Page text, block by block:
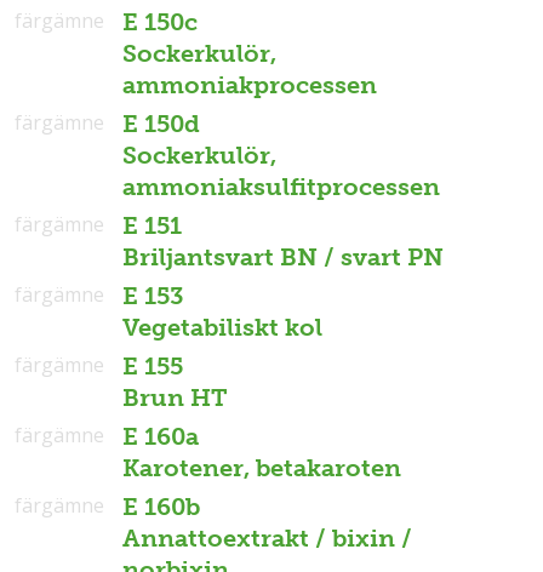
E 150c
Sockerkulör,
ammoniakprocessen
färgämne
E 150d
Sockerkulör,
ammoniaksulfitprocessen
färgämne
E 151
Briljantsvart BN / svart PN
färgämne
E 153
Vegetabiliskt kol
färgämne
E 155
Brun HT
färgämne
E 160a
Karotener, betakaroten
färgämne
E 160b
Annattoextrakt / bixin /
färgämne